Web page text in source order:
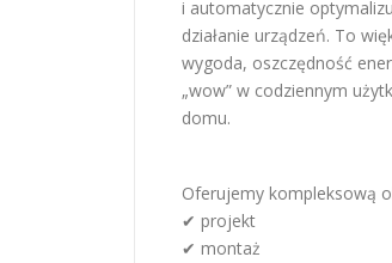
i automatycznie
działanie urządzeń. To
wygoda, oszczędność
„wow” w codziennym
domu.
Oferujemy kompleksową
✔ projekt
✔ montaż